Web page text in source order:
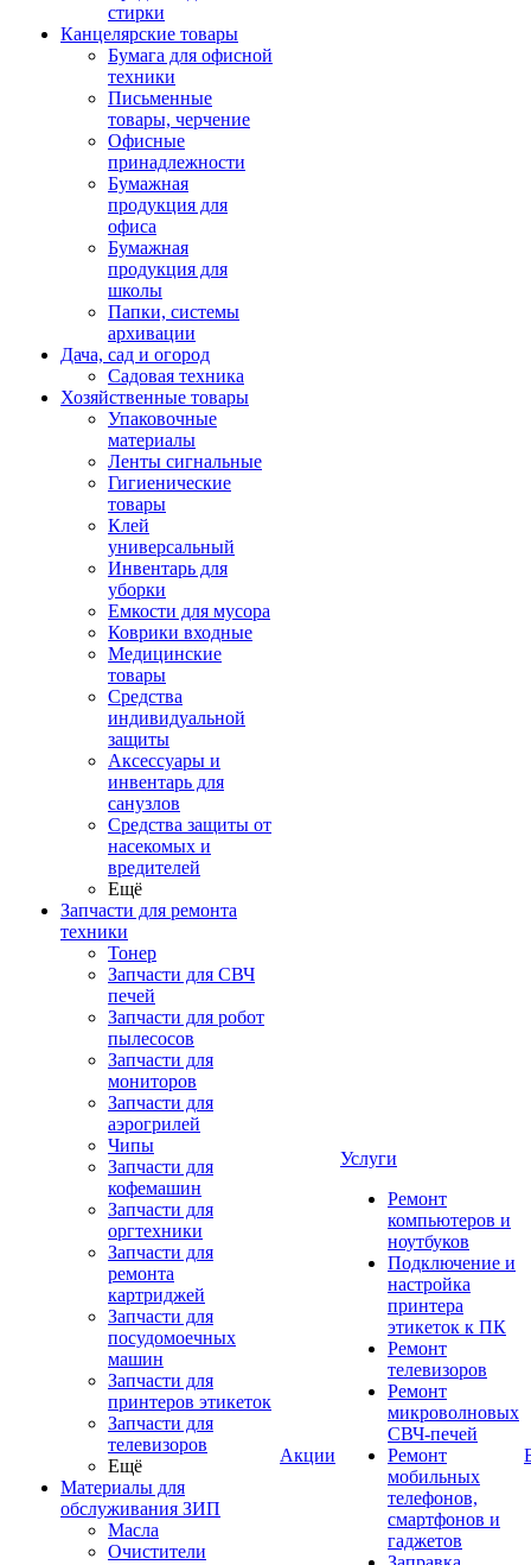
стирки
Канцелярские товары
Бумага для офисной
техники
Письменные
товары, черчение
Офисные
принадлежности
Бумажная
продукция для
офиса
Бумажная
продукция для
школы
Папки, системы
архивации
Дача, сад и огород
Садовая техника
Хозяйственные товары
Упаковочные
материалы
Ленты сигнальные
Гигиенические
товары
Клей
универсальный
Инвентарь для
уборки
Емкости для мусора
Коврики входные
Медицинские
товары
Средства
индивидуальной
защиты
Аксессуары и
инвентарь для
санузлов
Средства защиты от
насекомых и
вредителей
Ещё
Запчасти для ремонта
техники
Тонер
Запчасти для СВЧ
печей
Запчасти для робот
пылесосов
Запчасти для
мониторов
Запчасти для
аэрогрилей
Чипы
Запчасти для
кофемашин
Запчасти для
оргтехники
Запчасти для
ремонта
картриджей
Запчасти для
посудомоечных
машин
Запчасти для
принтеров этикеток
Запчасти для
телевизоров
Ещё
Материалы для
обслуживания ЗИП
Масла
Очистители
Акции
Услуги
Ремонт
компьютеров и
ноутбуков
Подключение и
настройка
принтера
этикеток к ПК
Ремонт
телевизоров
Ремонт
микроволновых
СВЧ-печей
Ремонт
мобильных
телефонов,
смартфонов и
гаджетов